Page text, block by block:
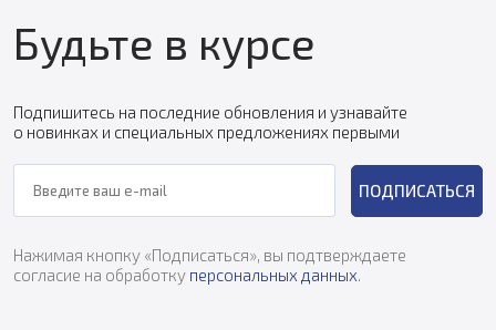
Будьте в курсе
Подпишитесь на последние обновления и узнавайте
о новинках и специальных предложениях первыми
ПОДПИСАТЬСЯ
Нажимая кнопку «Подписаться», вы подтверждаете
согласие на обработку персональных данных.